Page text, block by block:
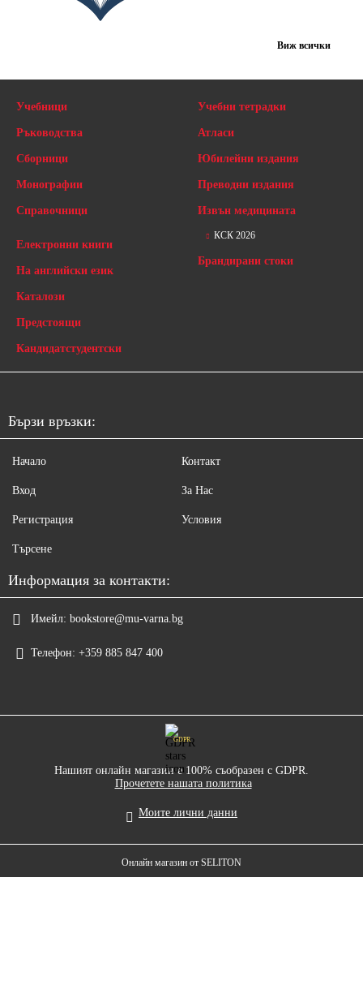
Виж всички
Учебници
Ръководства
Сборници
Монографии
Справочници
Учебни тетрадки
Атласи
Юбилейни издания
Преводни издания
Извън медицината
Електронни книги
На английски език
Каталози
Предстоящи
Кандидатстудентски
КСК 2026
Брандирани стоки
Бързи връзки:
Начало
Вход
Регистрация
Търсене
Контакт
За Нас
Условия
Информация за контакти:
Имейл: bookstore@mu-varna.bg
Телефон: +359 885 847 400
GDPR
Нашият онлайн магазин е 100% съобразен с GDPR.
Прочетете нашата политика
Моите лични данни
Онлайн магазин от SELITON